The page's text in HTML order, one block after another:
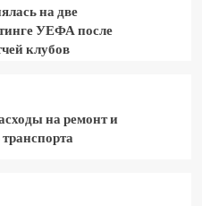
на две
УЕФА после
клубов
на ремонт и